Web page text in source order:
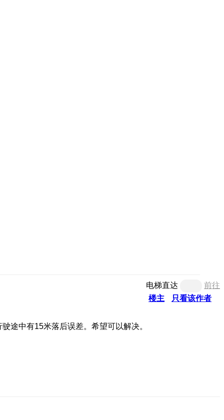
电梯直达
前往
楼主
只看该作者
途中有15米落后误差。希望可以解决。